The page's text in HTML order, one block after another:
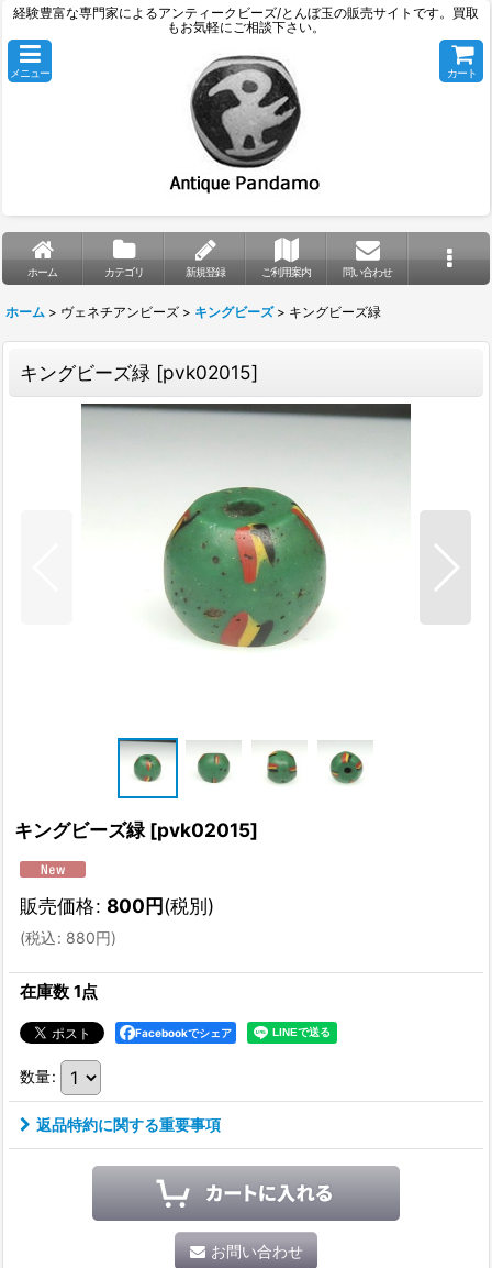
経験豊富な専門家によるアンティークビーズ/とんぼ玉の販売サイトです。買取
もお気軽にご相談下さい。
メニュー カート
ホーム カテゴリ 新規登録 ご利用案内 問い合わせ
ホーム > ヴェネチアンビーズ > キングビーズ > キングビーズ緑
キングビーズ緑 [pvk02015]
キングビーズ緑 [pvk02015]
販売価格: 800円(税別)
(税込: 880円)
在庫数 1点
Facebookでシェア
数量:
返品特約に関する重要事項
お問い合わせ